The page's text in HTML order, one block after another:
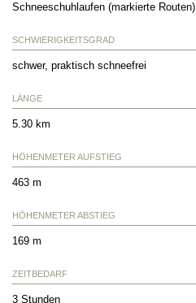
Schneeschuhlaufen (markierte Routen)
SCHWIERIGKEITSGRAD
schwer, praktisch schneefrei
LÄNGE
5.30 km
HÖHENMETER AUFSTIEG
463 m
HÖHENMETER ABSTIEG
169 m
ZEITBEDARF
3 Stunden